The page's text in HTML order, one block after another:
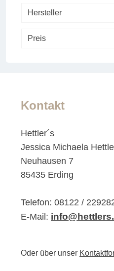
Hersteller
Preis
Kontakt
Hettler´s
Jessica Michaela
Neuhausen 7
85435 Erding
Telefon: 08122 /
E-Mail:
Oder über unser